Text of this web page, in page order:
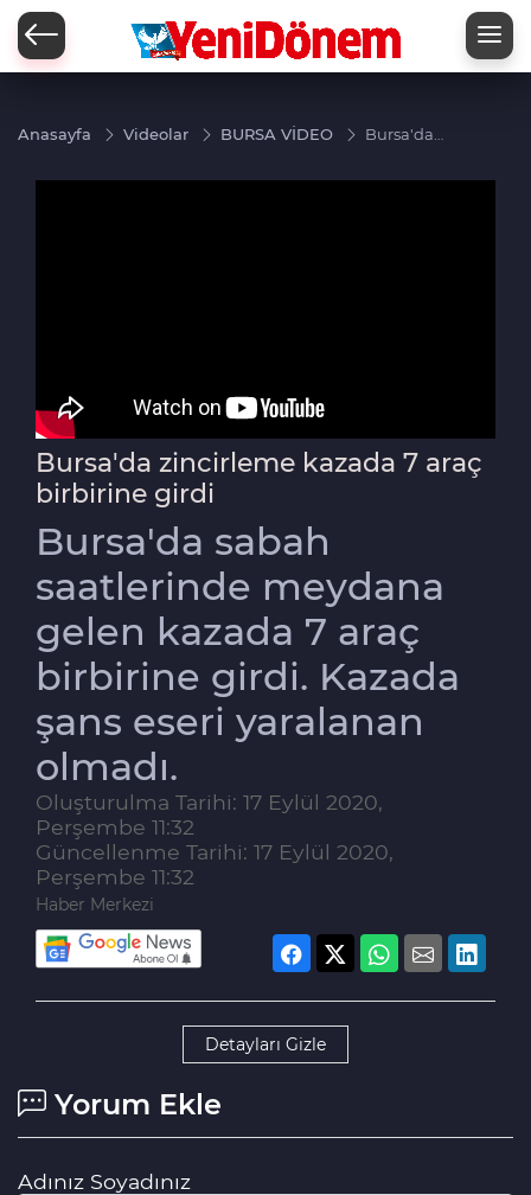
Anasayfa Videolar BURSA VİDEO
Bursa'da
Bursa'da zincirleme kazada 7 araç
birbirine girdi
Bursa'da sabah
saatlerinde meydana
gelen kazada 7 araç
birbirine girdi. Kazada
şans eseri yaralanan
olmadı.
Oluşturulma Tarihi: 17 Eylül 2020,
Perşembe 11:32
Güncellenme Tarihi: 17 Eylül 2020,
Perşembe 11:32
Haber Merkezi
Detayları Gizle
Yorum Ekle
Adınız Soyadınız